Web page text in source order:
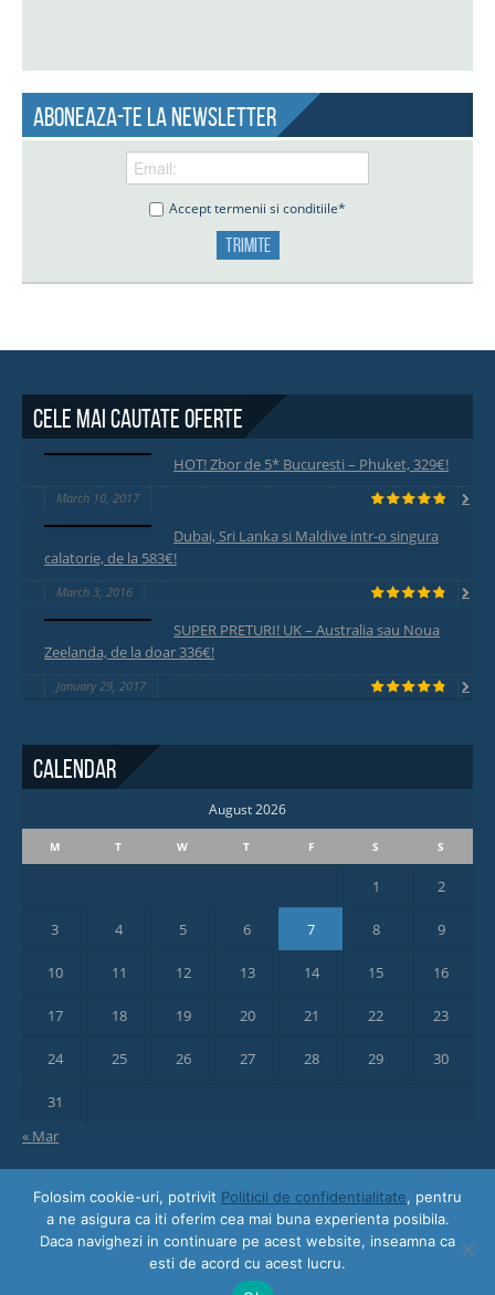
Aboneaza-te la newsletter
Accept termenii si conditiile*
Cele mai cautate oferte
HOT! Zbor de 5* Bucuresti – Phuket, 329€!
March 10, 2017
Dubai, Sri Lanka si Maldive intr-o singura
calatorie, de la 583€!
March 3, 2016
SUPER PRETURI! UK – Australia sau Noua
Zeelanda, de la doar 336€!
January 29, 2017
Calendar
August 2026
M T W T F S S
1 2
3 4 5 6 7 8 9
10 11 12 13 14 15 16
17 18 19 20 21 22 23
24 25 26 27 28 29 30
31
« Mar
Folosim cookie-uri, potrivit Politicii de confidentialitate, pentru
a ne asigura ca iti oferim cea mai buna experienta posibila.
Daca navighezi in continuare pe acest website, inseamna ca
esti de acord cu acest lucru.